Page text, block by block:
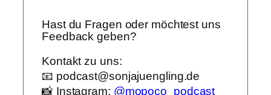
Hast du Fragen oder möchtest uns
Feedback geben?
Kontakt zu uns:
📧 podcast@sonjajuengling.de
📸 Instagram: @mopoco_podcast